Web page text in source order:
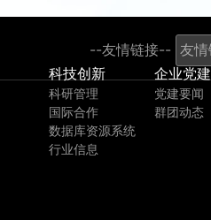
--友情链接--
科技创新
科研管理
国际合作
数据库资源系统
行业信息
企业党建
党建要闻
群团动态